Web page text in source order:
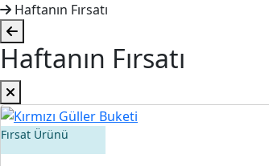
Haftanın Fırsatı
Haftanın Fırsatı
Fırsat Ürünü